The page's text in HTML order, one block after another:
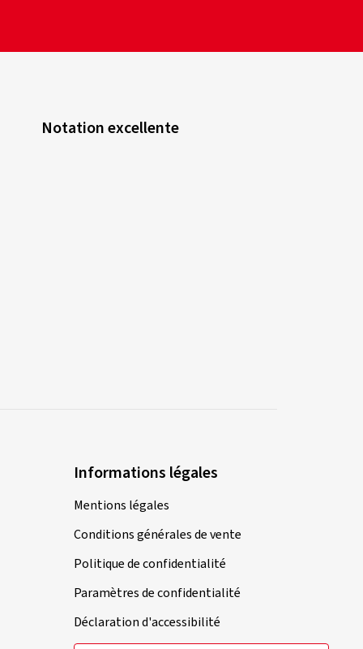
Notation excellente
Informations légales
Mentions légales
Conditions générales de vente
Politique de confidentialité
Paramètres de confidentialité
Déclaration d'accessibilité